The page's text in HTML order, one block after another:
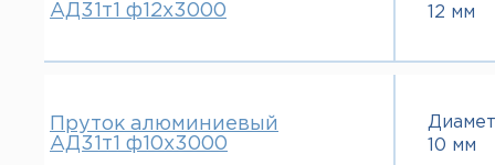
АД31т1 ф12х3000
12 мм
Пруток алюминиевый
АД31т1 ф10х3000
10 мм